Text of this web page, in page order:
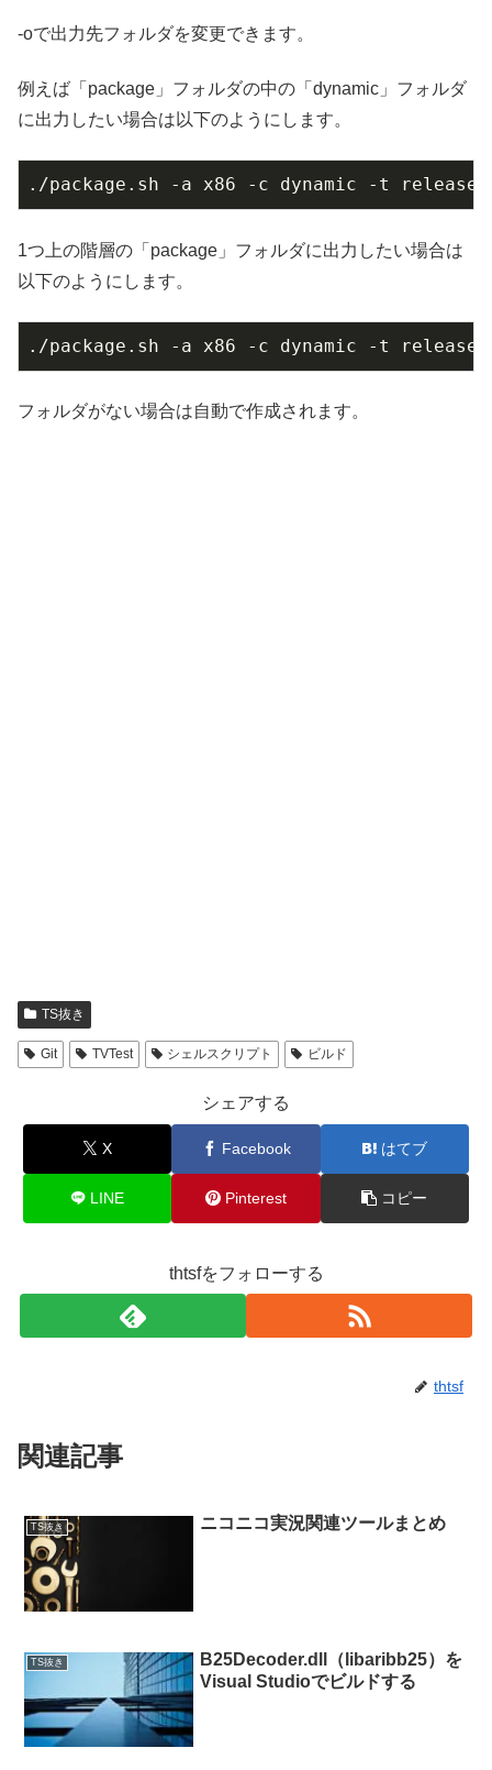
-oで出力先フォルダを変更できます。
例えば「package」フォルダの中の「dynamic」フォルダ
に出力したい場合は以下のようにします。
./package.sh -a x86 -c dynamic -t release -
1つ上の階層の「package」フォルダに出力したい場合は
以下のようにします。
./package.sh -a x86 -c dynamic -t release
フォルダがない場合は自動で作成されます。
TS抜き
Git TVTest シェルスクリプト ビルド
シェアする
X Facebook はてブ
LINE Pinterest コピー
thtsfをフォローする
thtsf
関連記事
TS抜き ニコニコ実況関連ツールまとめ
TS抜き
B25Decoder.dll（libaribb25）を
Visual Studioでビルドする